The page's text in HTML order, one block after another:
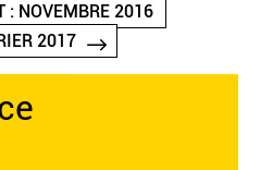
: NOVEMBRE 2016
2017